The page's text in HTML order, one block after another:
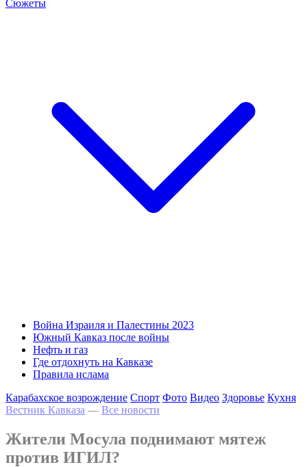
Сюжеты
Война Израиля и Палестины 2023
Южный Кавказ после войны
Нефть и газ
Где отдохнуть на Кавказе
Правила ислама
Карабахское возрождение Спорт Фото Видео Здоровье Кухня
Вестник Кавказа — Все новости
Жители Мосула поднимают мятеж
против ИГИЛ?